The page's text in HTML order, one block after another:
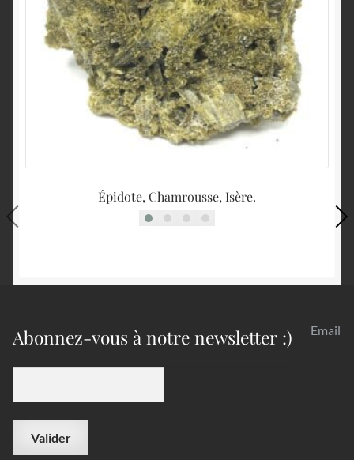
Épidote, Chamrousse, Isère.
Abonnez-vous à notre newsletter :) Email